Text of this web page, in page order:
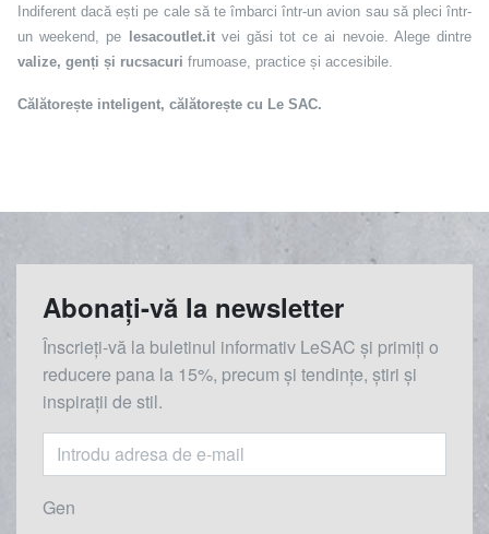
Indiferent dacă ești pe cale să te îmbarci într-un avion sau să pleci într-
un weekend, pe
lesacoutlet.itvei găsi tot ce ai nevoie. Alege dintre
valize, genți și rucsacuri frumoase, practice și accesibile.
Călătorește inteligent, călătorește cu Le SAC.
Abonați-vă la newsletter
Înscrieți-vă la buletinul informativ LeSAC și primiți o
reducere pana la 15%, precum și tendințe, știri și
inspirații de stil.
Gen